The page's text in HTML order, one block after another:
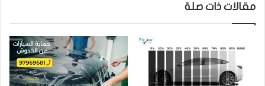
مقالات ذات صلة